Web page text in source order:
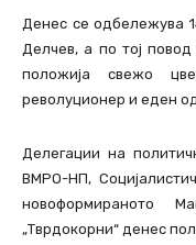
Денес се одбележува
Делчев, а по тој
положија свежо
револуционер и еден
Делегации на
ВМРО-НП,
новоформираното
„Тврдокорни“ денес